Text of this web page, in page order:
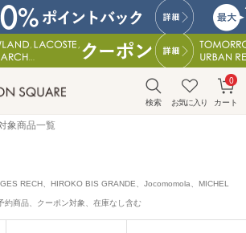
検索 お気に入り カート
0
象商品一覧
RECH、HIROKO BIS GRANDE、Jocomomola、MICHEL
約商品、クーポン対象、在庫なし含む